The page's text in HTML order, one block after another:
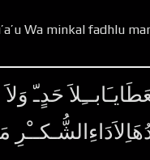
Wa minkal fadhlu
حَدٍـّ